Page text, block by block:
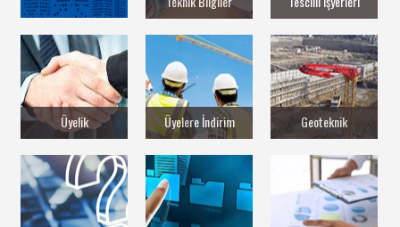
Üyelik Üyelere İndirim Geoteknik